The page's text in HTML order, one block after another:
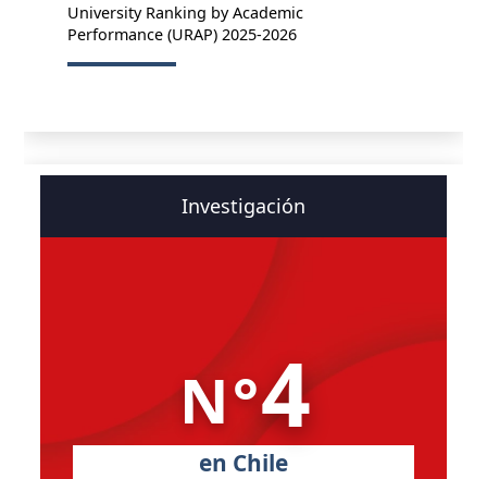
University Ranking by Academic
Performance (URAP) 2025-2026
Investigación
N°4
en Chile